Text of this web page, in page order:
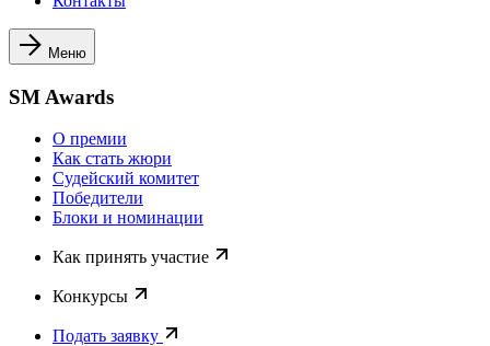
Меню
SM Awards
О премии
Как стать жюри
Судейский комитет
Победители
Блоки и номинации
Как принять участие
Конкурсы
Подать заявку